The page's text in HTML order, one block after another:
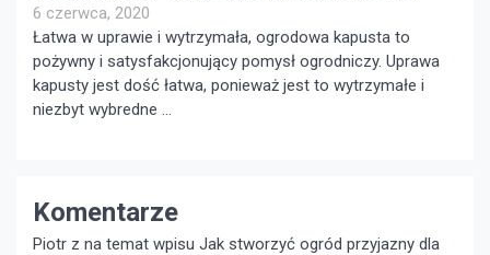
6 czerwca, 2020
Łatwa w uprawie i wytrzymała, ogrodowa kapusta to
pożywny i satysfakcjonujący pomysł ogrodniczy. Uprawa
kapusty jest dość łatwa, ponieważ jest to wytrzymałe i
niezbyt wybredne …
Komentarze
Piotr z na temat wpisu Jak stworzyć ogród przyjazny dla